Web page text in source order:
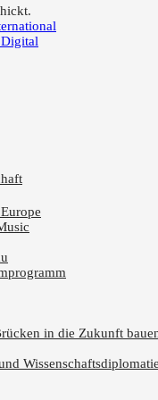
in die Zukunft